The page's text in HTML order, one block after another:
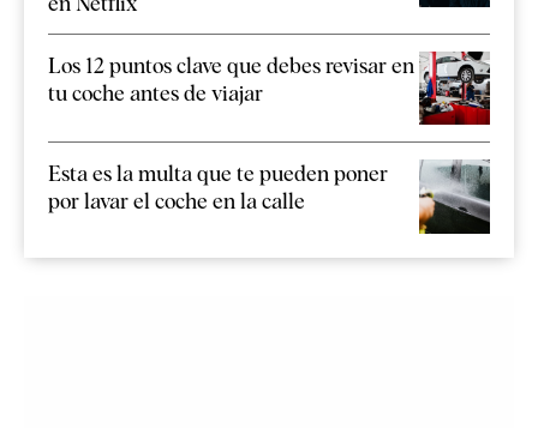
Los 12 puntos clave que debes revisar en
tu coche antes de viajar
Esta es la multa que te pueden poner
por lavar el coche en la calle